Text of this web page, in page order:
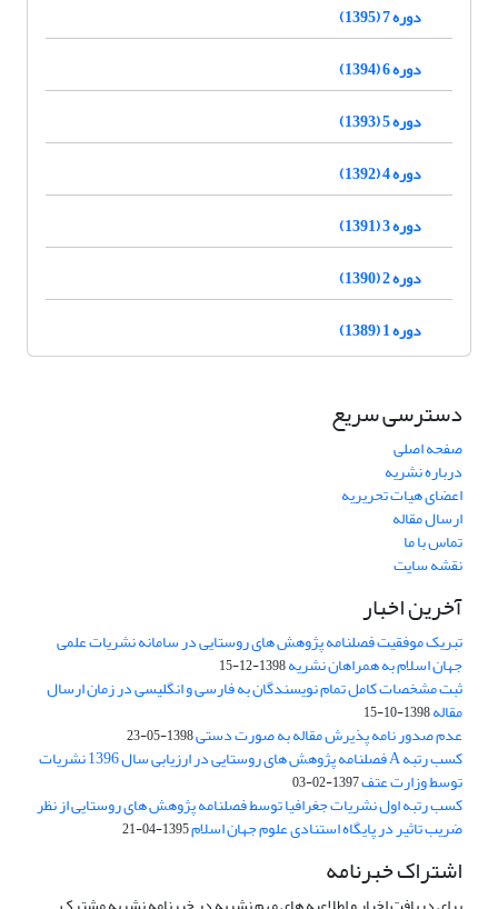
دوره 7 (1395)
دوره 6 (1394)
دوره 5 (1393)
دوره 4 (1392)
دوره 3 (1391)
دوره 2 (1390)
دوره 1 (1389)
دسترسی سریع
صفحه اصلی
درباره نشریه
اعضای هیات تحریریه
ارسال مقاله
تماس با ما
نقشه سایت
آخرین اخبار
تبریک موفقیت فصلنامه پژوهش های روستایی در سامانه نشریات علمی
جهان اسلام به همراهان نشریه1398-12-15
ثبت مشخصات کامل تمام نویسندگان به فارسی و انگلیسی در زمان ارسال
مقاله1398-10-15
عدم صدور نامه پذیرش مقاله به صورت دستی1398-05-23
کسب رتبه A فصلنامه پژوهش های روستایی در ارزیابی سال 1396 نشریات
توسط وزارت عتف1397-02-03
کسب رتبه اول نشریات جغرافیا توسط فصلنامه پژوهش های روستایی از نظر
ضریب تاثیر در پایگاه استنادی علوم جهان اسلام1395-04-21
اشتراک خبرنامه